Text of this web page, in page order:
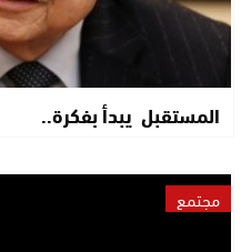
المستقبل يبدأ بفكرة..
مجتمع